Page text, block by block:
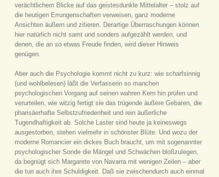
verächtlichem Blicke auf das geistesdunkle Mittelalter – stolz auf
die heutigen Errungenschaften verweisen, ganz moderne
Ansichten äußern und zitieren. Derartige Überraschungen können
hier natürlich nicht samt und sonders aufgezählt werden, und
denen, die an so etwas Freude finden, wird dieser Hinweis
genügen.
Aber auch die Psychologie kommt nicht zu kurz: wie scharfsinnig
(und wohlbelesen) läßt die Verfasserin so manchen
psychologischen Vorgang auf seinen wahren Kern hin prüfen und
verurteilen, wie witzig fertigt sie das trügende äußere Gebaren, die
pharisäerhafte Selbstzufriedenheit und rein äußerliche
Tugendhaftigkeit ab. Solche Laster sind heute ja keineswegs
ausgestorben, stehen vielmehr in schönster Blüte. Und wozu der
moderne Romancier ein dickes Buch braucht, um mit sogenannter
psychologischer Sonde die Mängel und Schwächen bloßzulegen,
da begnügt sich Margarete von Navarra mit wenigen Zeilen – aber
die tun auch ihre Schuldigkeit. Daß sie zwischendurch auch einmal